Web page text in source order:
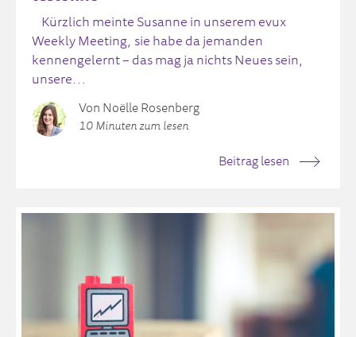
Kürzlich meinte Susanne in unserem evux
Weekly Meeting, sie habe da jemanden
kennengelernt – das mag ja nichts Neues sein,
unsere...
Von Noëlle Rosenberg
10 Minuten zum lesen
Beitrag lesen